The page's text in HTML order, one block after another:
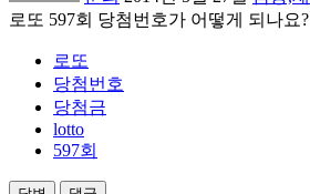
로또 597회 당첨번호가 어떻게 되나요?
로또
당첨번호
당첨금
lotto
597회